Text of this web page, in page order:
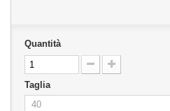
Quantità
Taglia